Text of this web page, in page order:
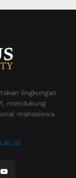
lingkungan
mendukung
mahasiswa